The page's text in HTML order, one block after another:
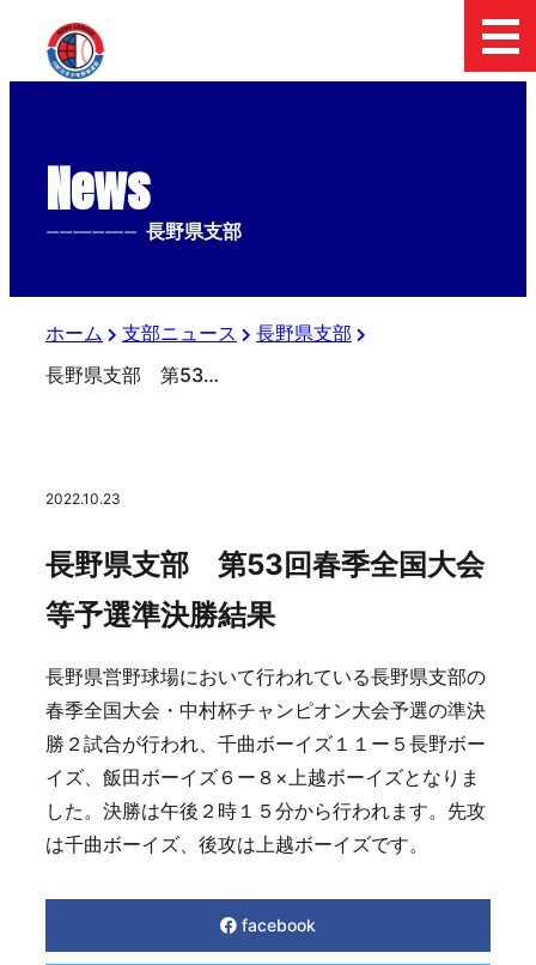
News
-------------- 長野県支部
ホーム 支部ニュース
長野県支部
長野県支部 第53回春季全国大会等予選準決勝結果
2022.10.23
長野県支部 第53回春季全国大会
等予選準決勝結果
長野県営野球場において行われている長野県支部の
春季全国大会・中村杯チャンピオン大会予選の準決
勝２試合が行われ、千曲ボーイズ１１ー５長野ボー
イズ、飯田ボーイズ６ー８×上越ボーイズとなりま
した。決勝は午後２時１５分から行われます。先攻
は千曲ボーイズ、後攻は上越ボーイズです。
facebook